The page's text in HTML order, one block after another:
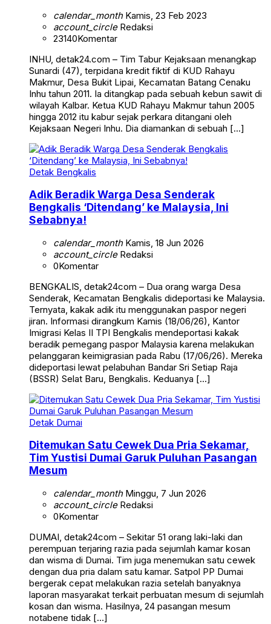
calendar_monthKamis, 23 Feb 2023
account_circleRedaksi
23140Komentar
INHU, detak24.com – Tim Tabur Kejaksaan menangkap
Sunardi (47), terpidana kredit fiktif di KUD Rahayu
Makmur, Desa Bukit Lipai, Kecamatan Batang Cenaku
Inhu tahun 2011. Ia ditangkap pada sebuah kebun sawit di
wilayah Kalbar. Ketua KUD Rahayu Makmur tahun 2005
hingga 2012 itu kabur sejak perkara ditangani oleh
Kejaksaan Negeri Inhu. Dia diamankan di sebuah […]
Detak Bengkalis
Adik Beradik Warga Desa Senderak
Bengkalis ‘Ditendang’ ke Malaysia, Ini
Sebabnya!
calendar_monthKamis, 18 Jun 2026
account_circleRedaksi
0Komentar
BENGKALIS, detak24com – Dua orang warga Desa
Senderak, Kecamatan Bengkalis dideportasi ke Malaysia.
Ternyata, kakak adik itu menggunakan paspor negeri
jiran. Informasi dirangkum Kamis (18/06/26), Kantor
Imigrasi Kelas II TPI Bengkalis mendeportasi kakak
beradik pemegang paspor Malaysia karena melakukan
pelanggaran keimigrasian pada Rabu (17/06/26). Mereka
dideportasi lewat pelabuhan Bandar Sri Setiap Raja
(BSSR) Selat Baru, Bengkalis. Keduanya […]
Detak Dumai
Ditemukan Satu Cewek Dua Pria Sekamar,
Tim Yustisi Dumai Garuk Puluhan Pasangan
Mesum
calendar_monthMinggu, 7 Jun 2026
account_circleRedaksi
0Komentar
DUMAI, detak24com – Sekitar 51 orang laki-laki dan
perempuan terjaring razia pada sejumlah kamar kosan
dan wisma di Dumai. Tim juga menemukan satu cewek
dengan dua pria dalam satu kamar. Satpol PP Dumai
bergerak cepat melakukan razia setelah banyaknya
laporan masyarakat terkait perbuatan mesum di sejumlah
kosan dan wisma. Hasilnya, 24 pasangan mesum
notabene tidak […]